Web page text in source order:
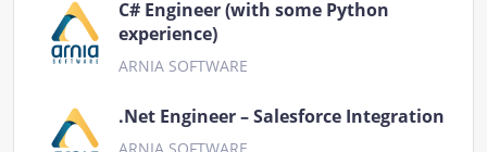
C# Engineer (with some Python
experience)
ARNIA SOFTWARE
.Net Engineer – Salesforce Integration